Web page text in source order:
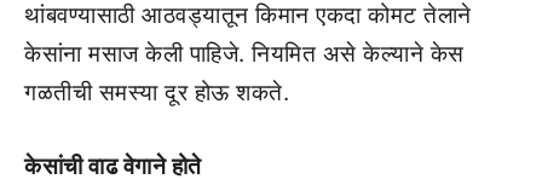
थांबवण्यासाठी आठवड्यातून किमान एकदा कोमट तेलाने
केसांना मसाज केली पाहिजे. नियमित असे केल्याने केस
गळतीची समस्या दूर होऊ शकते.
केसांची वाढ वेगाने होते